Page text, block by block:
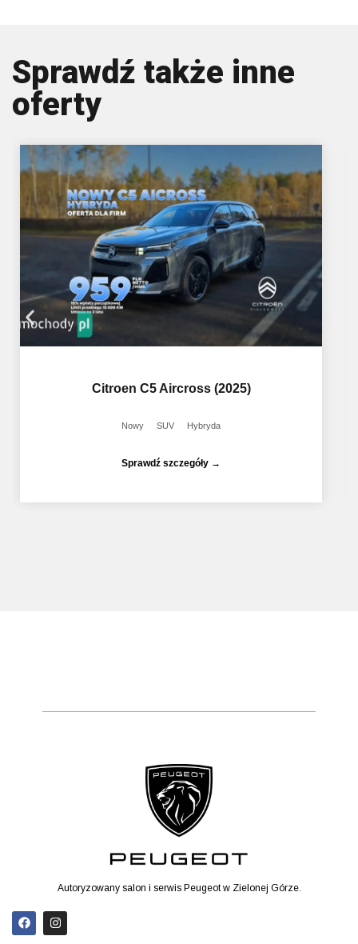
Sprawdź także inne
oferty
Citroen C5 Aircross (2025)
Nowy SUV Hybryda
Sprawdź szczegóły →
Autoryzowany salon i serwis Peugeot w Zielonej Górze.